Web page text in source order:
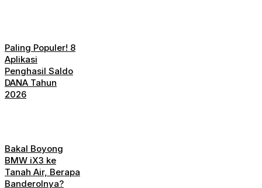
Paling Populer! 8
Aplikasi
Penghasil Saldo
DANA Tahun
2026
Bakal Boyong
BMW iX3 ke
Tanah Air, Berapa
Banderolnya?